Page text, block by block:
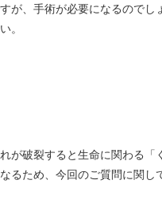
が、手術が必要になるので
。
が破裂すると生命に関わる「
るため、今回のご質問に関し